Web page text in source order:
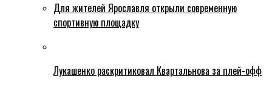
Для жителей Ярославля открыли современную
спортивную площадку
Лукашенко раскритиковал Квартальнова за плей-офф